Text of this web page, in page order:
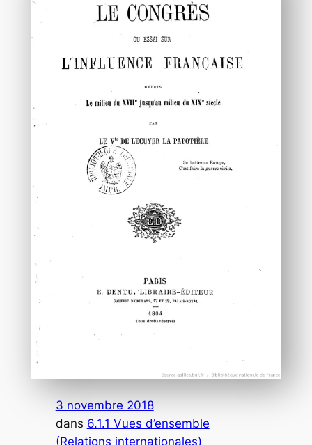
3 novembre 2018
dans 6.1.1 Vues d’ensemble
(Relations internationales)